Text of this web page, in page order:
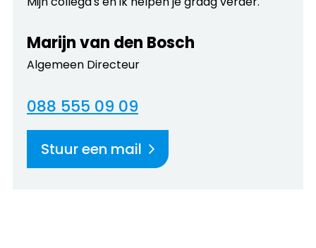
Marijn van den Bosch
Algemeen Directeur
088 555 09 09
Stuur een mail